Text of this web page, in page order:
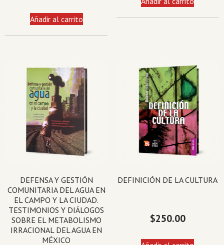
Añadir al carrito
DEFENSA Y GESTIÓN
COMUNITARIA DEL AGUA EN
EL CAMPO Y LA CIUDAD.
TESTIMONIOS Y DIÁLOGOS
SOBRE EL METABOLISMO
IRRACIONAL DEL AGUA EN
MÉXICO
DEFINICIÓN DE LA CULTURA
$250.00